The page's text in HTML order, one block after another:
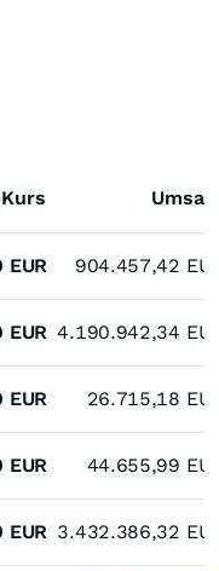
Kurs
EUR 904.457,42
EUR 4.190.942,34
EUR 26.715,18
EUR 44.655,99
EUR 3.432.386,32